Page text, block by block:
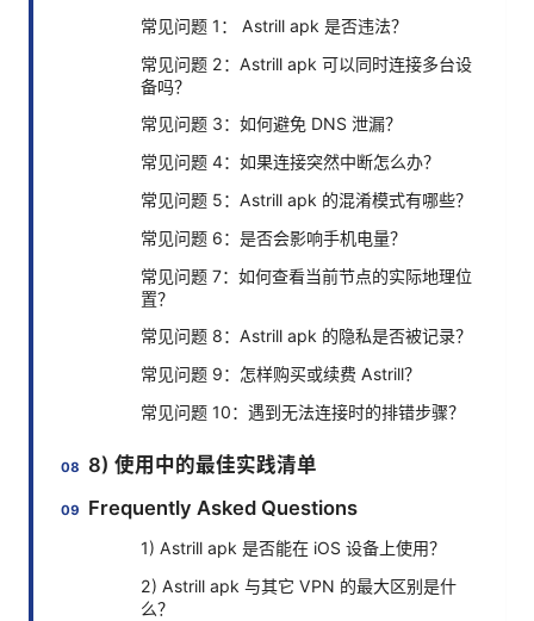
常见问题 1： Astrill apk 是否违法？
常见问题 2：Astrill apk 可以同时连接多台设
备吗？
常见问题 3：如何避免 DNS 泄漏？
常见问题 4：如果连接突然中断怎么办？
常见问题 5：Astrill apk 的混淆模式有哪些？
常见问题 6：是否会影响手机电量？
常见问题 7：如何查看当前节点的实际地理位
置？
常见问题 8：Astrill apk 的隐私是否被记录？
常见问题 9：怎样购买或续费 Astrill？
常见问题 10：遇到无法连接时的排错步骤？
8) 使用中的最佳实践清单
Frequently Asked Questions
1) Astrill apk 是否能在 iOS 设备上使用？
2) Astrill apk 与其它 VPN 的最大区别是什
么？